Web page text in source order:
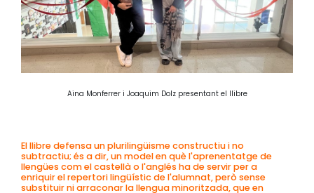
Aina Monferrer i Joaquim Dolz presentant el llibre
El llibre defensa un plurilingüisme constructiu i no
subtractiu; és a dir, un model en què l'aprenentatge de
llengües com el castellà o l'anglés ha de servir per a
enriquir el repertori lingüístic de l'alumnat, però sense
substituir ni arraconar la llengua minoritzada, que en